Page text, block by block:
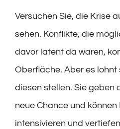
Versuchen Sie, die Krise
sehen. Konflikte, die
davor latent da waren,
Oberfläche. Aber es lohnt
diesen stellen. Sie geben
neue Chance und können
intensivieren und